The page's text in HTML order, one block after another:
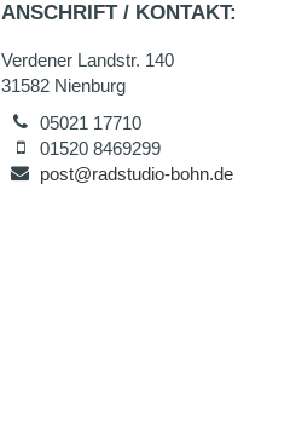
ANSCHRIFT / KONTAKT:
Verdener Landstr. 140
31582 Nienburg
05021 17710
01520 8469299
post@radstudio-bohn.de